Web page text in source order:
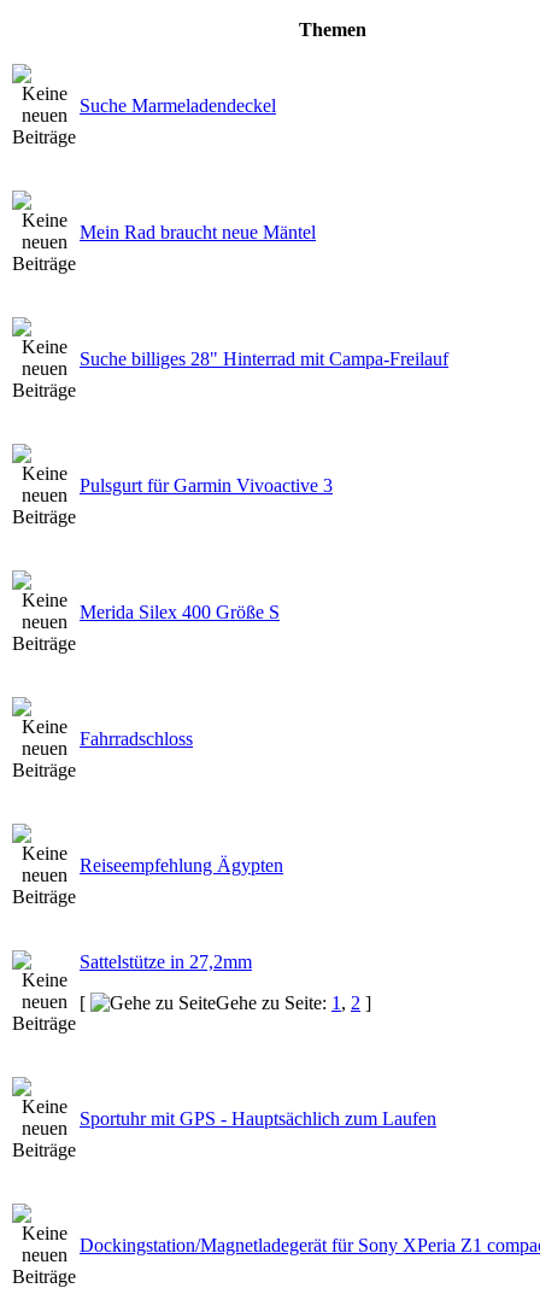
Themen
Suche Marmeladendeckel
Mein Rad braucht neue Mäntel
Suche billiges 28" Hinterrad mit Campa-Freilauf
Pulsgurt für Garmin Vivoactive 3
Merida Silex 400 Größe S
Fahrradschloss
Reiseempfehlung Ägypten
Sattelstütze in 27,2mm
[
Gehe zu Seite: 1 , 2 ]
Sportuhr mit GPS - Hauptsächlich zum Laufen
Dockingstation/Magnetladegerät für Sony XPeria Z1